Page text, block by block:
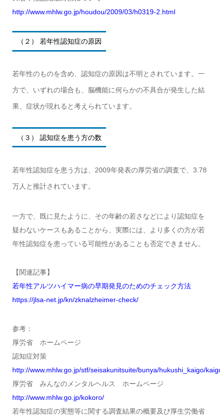
http://www.mhlw.go.jp/houdou/2009/03/h0319-2.html
（２） 若年性認知症の原因
若年性のものを含め、認知症の原因は不明とされています。一
方で、いずれの場合も、脳機能に何らかの不具合が発生した結
果、症状が現れると考えられています。
（３） 認知症を患う方の数
若年性認知症を患う方は、2009年発表の厚労省の調査で、3.78
万人と推計されています。
一方で、既に見たように、その年齢の若さなどにより認知症を
疑わないケースもあることから、実際には、より多くの方が若
年性認知症を患っている可能性があることも否定できません。
【関連記事】
若年性アルツハイマー病の早期発見のためのチェック方法
https://jlsa-net.jp/kn/zknalzheimer-check/
参考：
厚労省 ホームページ
認知症対策
http://www.mhlw.go.jp/stf/seisakunitsuite/bunya/hukushi_kaigo/
厚労省 みんなのメンタルヘルス ホームページ
http://www.mhlw.go.jp/kokoro/
若年性認知症の実態等に関する調査結果の概要及び厚生労働省